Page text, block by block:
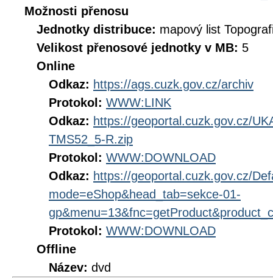
Možnosti přenosu
Jednotky distribuce: mapový list
Velikost přenosové jednotky v MB: 5
Online
Odkaz: https://ags.cuzk.gov.cz/archiv
Protokol: WWW:LINK
Odkaz: https://geoportal.cuzk.gov.cz/
TMS52_5-R.zip
Protokol: WWW:DOWNLOAD
Odkaz: https://geoportal.cuzk.gov.cz/
mode=eShop&head_tab=sekce-01-
Protokol: WWW:DOWNLOAD
Offline
Název: dvd